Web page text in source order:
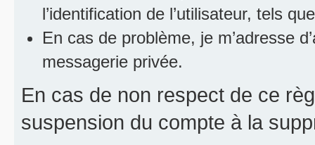
l’identification de l’utilisateur, tels
En cas de problème, je m’adresse
messagerie privée.
En cas de non respect de ce
suspension du compte à la